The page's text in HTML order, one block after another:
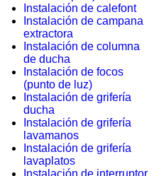
Instalación de calefont
Instalación de campana
extractora
Instalación de columna
de ducha
Instalación de focos
(punto de luz)
Instalación de grifería
ducha
Instalación de grifería
lavamanos
Instalación de grifería
lavaplatos
Instalación de interruptor